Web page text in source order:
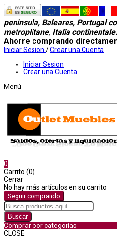
peninsula, Baleares, Portugal
metroplitane, Italia continentale.
Ahorre comprando
Iniciar Sesion /Crear una Cuenta
Iniciar Sesion
Crear una Cuenta
Menú
0
Carrito (0)
Cerrar
No hay más artículos en su carrito
Seguir comprando
Buscar
Comprar por categorías
CLOSE